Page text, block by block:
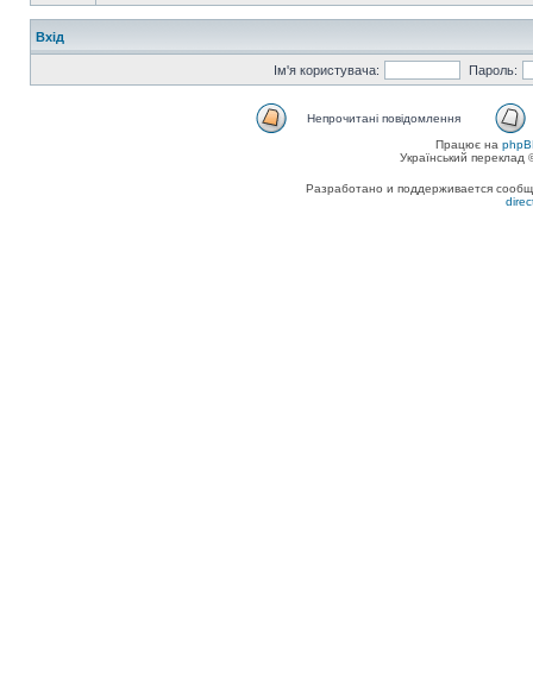
Вхід
Ім'я користувача: Пароль:
Непрочитані повідомлення
Працює на
Український
Разработано и поддерживается